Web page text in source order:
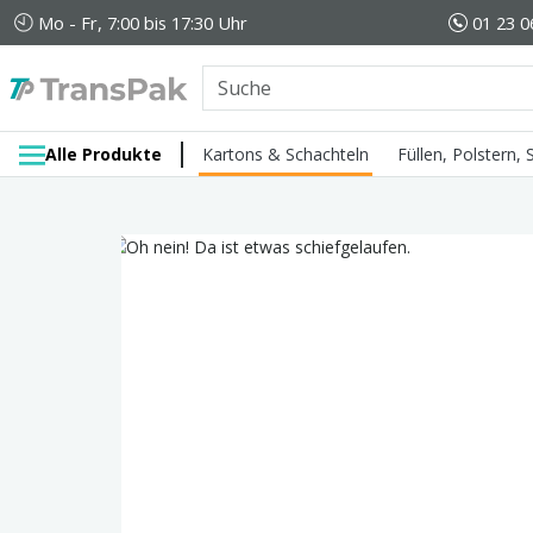
Mo - Fr, 7:00 bis 17:30 Uhr 01 23
Alle Produkte Kartons & Schachteln Füllen, Polstern,